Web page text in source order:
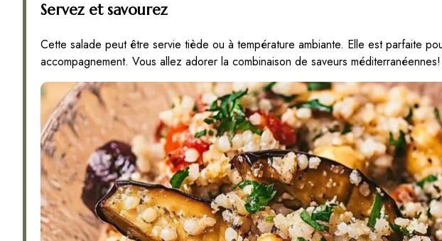
Servez et savourez
Cette salade peut être servie tiède ou à température ambiante. Elle est parfaite
accompagnement. Vous allez adorer la combinaison de saveurs méditerranéennes!